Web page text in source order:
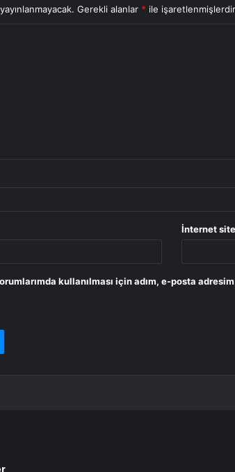
Gerekli alanlar * ile işaretlenmişlerdir
İnternet
kullanılması için adım, e-posta